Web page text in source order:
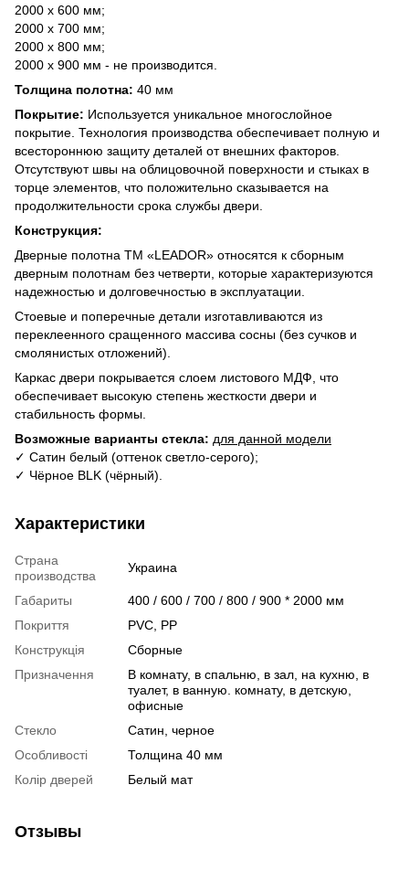
2000 х 600 мм;
2000 х 700 мм;
2000 х 800 мм;
2000 х 900 мм - не производится.
Толщина полотна: 40 мм
Покрытие: Используется уникальное многослойное
покрытие. Технология производства обеспечивает полную и
всестороннюю защиту деталей от внешних факторов.
Отсутствуют швы на облицовочной поверхности и стыках в
торце элементов, что положительно сказывается на
продолжительности срока службы двери.
Конструкция:
Дверные полотна ТМ «LEADOR» относятся к сборным
дверным полотнам без четверти, которые характеризуются
надежностью и долговечностью в эксплуатации.
Стоевые и поперечные детали изготавливаются из
переклеенного сращенного массива сосны (без сучков и
смолянистых отложений).
Каркас двери покрывается слоем листового МДФ, что
обеспечивает высокую степень жесткости двери и
стабильность формы.
Возможные варианты стекла: для данной модели
✓ Сатин белый (оттенок светло-серого);
✓ Чёрное BLK (чёрный).
Характеристики
Страна
производства
Украина
Габариты
400 / 600 / 700 / 800 / 900 * 2000 мм
Покриття
PVC, PP
Конструкція
Сборные
Призначення
В комнату, в спальню, в зал, на кухню, в
туалет, в ванную. комнату, в детскую,
офисные
Стекло
Сатин, черное
Особливості
Толщина 40 мм
Колір дверей
Белый мат
Отзывы